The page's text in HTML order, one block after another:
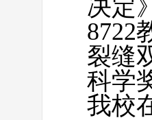
决定
8722
裂缝
科学
我校